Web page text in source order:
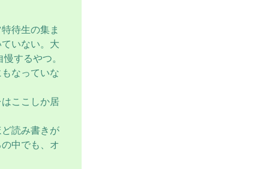
待生の集ま
いない。大
するやつ。
なっていな
ここしか居
読み書きが
中でも、オ